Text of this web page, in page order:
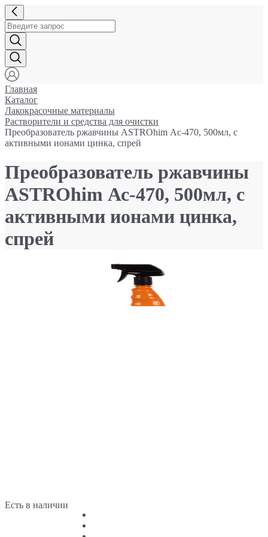
Главная
Каталог
Лакокрасочные материалы
Растворители и средства для очистки
Преобразователь ржавчины ASTROhim Ас-470, 500мл, с
активными ионами цинка, спрей
Преобразователь ржавчины
ASTROhim Ас-470, 500мл, с
активными ионами цинка,
спрей
Есть в наличии